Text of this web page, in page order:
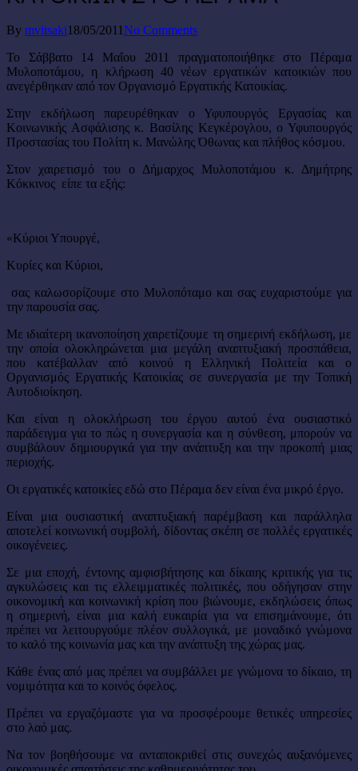
By mvitsaki18/05/2011No Comments
Το Σάββατο 14 Μαΐου 2011 πραγματοποιήθηκε στο Πέραμα
Μυλοποτάμου, η κλήρωση 40 νέων εργατικών κατοικιών που
ανεγέρθηκαν από τον Οργανισμό Εργατικής Κατοικίας.
Στην εκδήλωση παρευρέθηκαν ο Υφυπουργός Εργασίας και
Κοινωνικής Ασφάλισης κ. Βασίλης Κεγκέρογλου, ο Υφυπουργός
Προστασίας του Πολίτη κ. Μανώλης Όθωνας και πλήθος κόσμου.
Στον χαιρετισμό του ο Δήμαρχος Μυλοποτάμου κ. Δημήτρης
Κόκκινος είπε τα εξής:
«Κύριοι Υπουργέ,
Κυρίες και Κύριοι,
σας καλωσορίζουμε στο Μυλοπόταμο και σας ευχαριστούμε για
την παρουσία σας.
Με ιδιαίτερη ικανοποίηση χαιρετίζουμε τη σημερινή εκδήλωση, με
την οποία ολοκληρώνεται μια μεγάλη αναπτυξιακή προσπάθεια,
που κατέβαλλαν από κοινού η Ελληνική Πολιτεία και ο
Οργανισμός Εργατικής Κατοικίας σε συνεργασία με την Τοπική
Αυτοδιοίκηση.
Και είναι η ολοκλήρωση του έργου αυτού ένα ουσιαστικό
παράδειγμα για το πώς η συνεργασία και η σύνθεση, μπορούν να
συμβάλουν δημιουργικά για την ανάπτυξη και την προκοπή μιας
περιοχής.
Οι εργατικές κατοικίες εδώ στο Πέραμα δεν είναι ένα μικρό έργο.
Είναι μια ουσιαστική αναπτυξιακή παρέμβαση και παράλληλα
αποτελεί κοινωνική συμβολή, δίδοντας σκέπη σε πολλές εργατικές
οικογένειες.
Σε μια εποχή, έντονης αμφισβήτησης και δίκαιης κριτικής για τις
αγκυλώσεις και τις ελλειμματικές πολιτικές, που οδήγησαν στην
οικονομική και κοινωνική κρίση που βιώνουμε, εκδηλώσεις όπως
η σημερινή, είναι μια καλή ευκαιρία για να επισημάνουμε, ότι
πρέπει να λειτουργούμε πλέον συλλογικά, με μοναδικό γνώμονα
το καλό της κοινωνία μας και την ανάπτυξη της χώρας μας.
Κάθε ένας από μας πρέπει να συμβάλλει με γνώμονα το δίκαιο, τη
νομιμότητα και το κοινός όφελος.
Πρέπει να εργαζόμαστε για να προσφέρουμε θετικές υπηρεσίες
στο λαό μας.
Να τον βοηθήσουμε να ανταποκριθεί στις συνεχώς αυξανόμενες